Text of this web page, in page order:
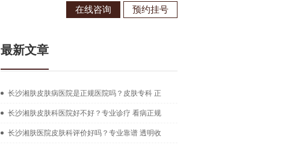
在线咨询 预约挂号
最新文章
长沙湘肤皮肤病医院是正规医院吗？皮肤专科 正
长沙湘肤皮肤科医院好不好？专业诊疗 看病正规
长沙湘肤医院皮肤科评价好吗？专业靠谱 透明收